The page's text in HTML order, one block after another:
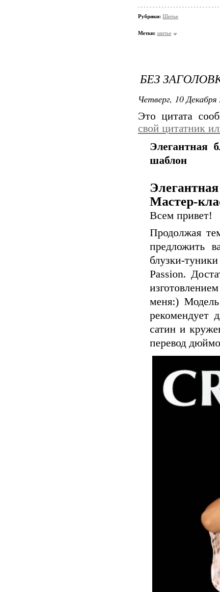
Рубрики: Шитье
Метки: шитье
БЕЗ
Четверг, 10
Это цитата
свой цитатник
Элегантная
шаблон
Мастер-
Всем привет!
Продолжая
предложить
блузки-
Passion.
меня:)
рекомендует
сатин и
перевод